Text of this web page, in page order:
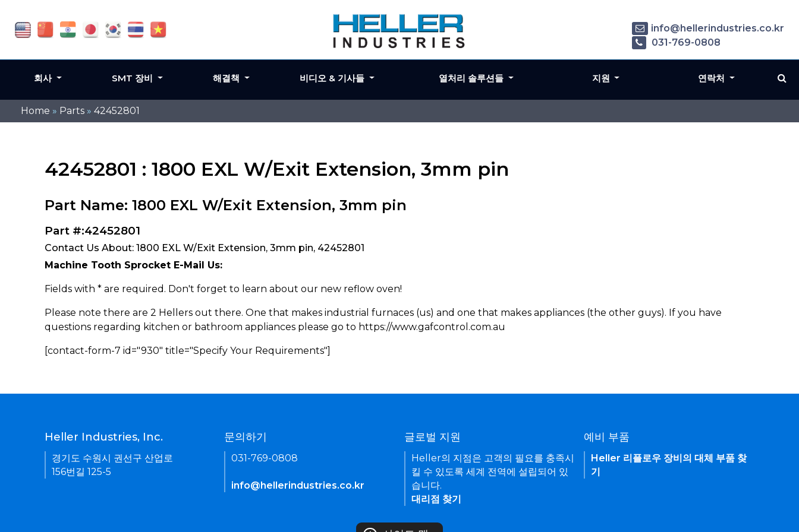
Home » Parts » 42452801
42452801 : 1800 EXL W/Exit Extension, 3mm pin
Part Name: 1800 EXL W/Exit Extension, 3mm pin
Part #:42452801
Contact Us About: 1800 EXL W/Exit Extension, 3mm pin, 42452801
Machine Tooth Sprocket E-Mail Us:
Fields with * are required. Don't forget to learn about our new reflow oven!
Please note there are 2 Hellers out there. One that makes industrial furnaces (us) and one that makes appliances (the other guys). If you have
questions regarding kitchen or bathroom appliances please go to https://www.gafcontrol.com.au
[contact-form-7 id="930" title="Specify Your Requirements"]
info@hellerindustries.co.kr
031-769-0808
회사 SMT 장비 해결책 비디오 & 기사들 열처리 솔루션들 지원 연락처
Heller Industries, Inc.
경기도 수원시 권선구 산업로
156번길 125-5
문의하기
031-769-0808
info@hellerindustries.co.kr
글로벌 지원
Heller의 지점은 고객의 필요를 충족시
킬 수 있도록 세계 전역에 설립되어 있
습니다.
대리점 찾기
예비 부품
Heller 리플로우 장비의 대체 부품 찾
기